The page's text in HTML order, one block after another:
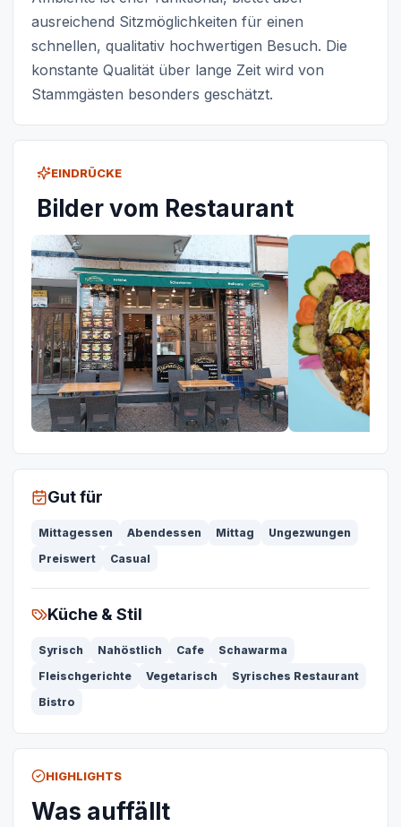
ausreichend Sitzmöglichkeiten für einen
schnellen, qualitativ hochwertigen Besuch. Die
konstante Qualität über lange Zeit wird von
Stammgästen besonders geschätzt.
EINDRÜCKE
Bilder vom Restaurant
Gut für
Mittagessen Abendessen Mittag
Ungezwungen
Preiswert
Casual
Küche & Stil
Syrisch Nahöstlich Cafe
Schawarma
Fleischgerichte
Vegetarisch
Syrisches Restaurant
Bistro
HIGHLIGHTS
Was auffällt